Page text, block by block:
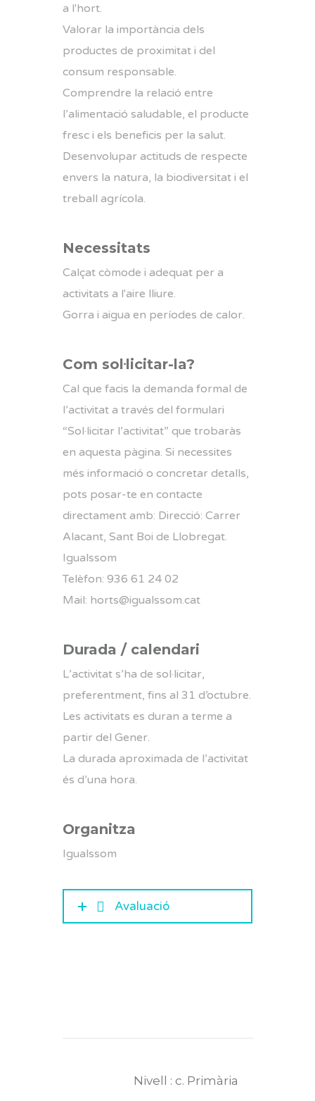
a l'hort.
Valorar la importància dels
productes de proximitat i del
consum responsable.
Comprendre la relació entre
l’alimentació saludable, el producte
fresc i els beneficis per la salut.
Desenvolupar actituds de respecte
envers la natura, la biodiversitat i el
treball agrícola.
Necessitats
Calçat còmode i adequat per a
activitats a l'aire lliure.
Gorra i aigua en períodes de calor.
Com sol·licitar-la?
Cal que facis la demanda formal de
l’activitat a través del formulari
“Sol·licitar l’activitat” que trobaràs
en aquesta pàgina. Si necessites
més informació o concretar detalls,
pots posar-te en contacte
directament amb: Direcció: Carrer
Alacant, Sant Boi de Llobregat.
Igualssom
Telèfon: 936 61 24 02
Mail: horts@igualssom.cat
Durada / calendari
L’activitat s’ha de sol·licitar,
preferentment, fins al 31 d’octubre.
Les activitats es duran a terme a
partir del Gener.
La durada aproximada de l’activitat
és d’una hora.
Organitza
Igualssom
Avaluació
Nivell : c. Primària